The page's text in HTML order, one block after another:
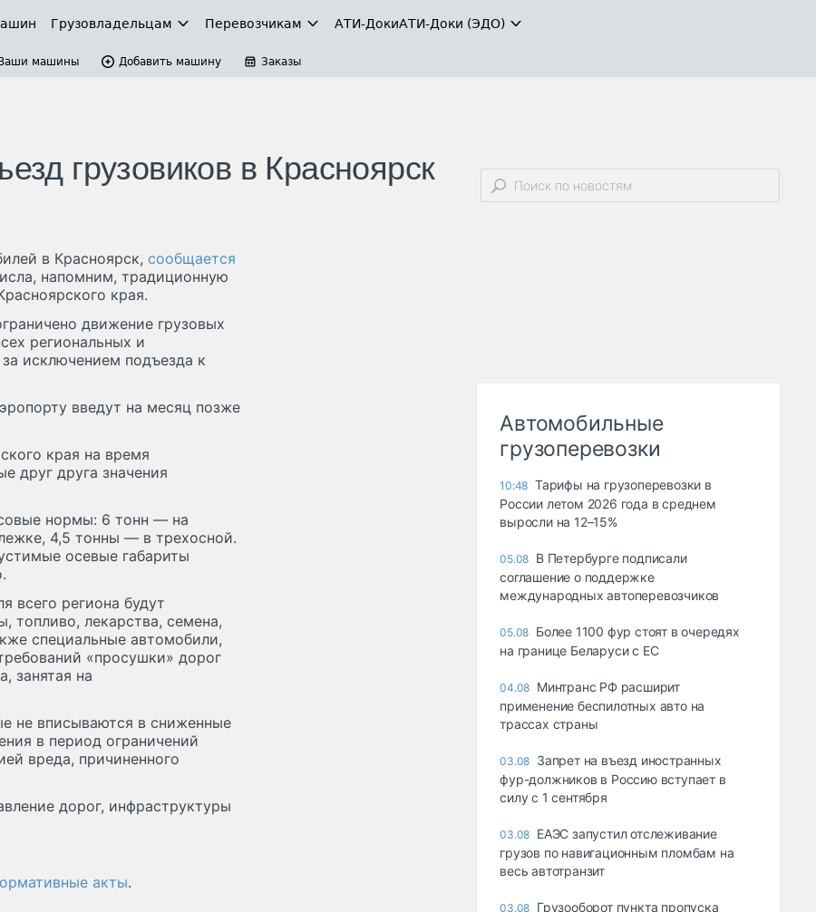
Грузовладельцам Перевозчикам АТИ-ДокиАТИ-Доки (ЭДО)
Ваши машины Добавить машину Заказы
грузовиков в Красноярск
в Красноярск, сообщается
напомним, традиционную
края.
движение грузовых
региональных и
исключением подъезда к
введут на месяц позже
края на время
друг друга значения
нормы: 6 тонн — на
4,5 тонны — в трехосной.
осевые габариты
всего региона будут
топливо, лекарства, семена,
специальные автомобили,
«просушки» дорог
занятая на
не вписываются в сниженные
в период ограничений
вреда, причиненного
дорог, инфраструктуры
акты.
Автомобильные
грузоперевозки
10:48 Тарифы на грузоперевозки в
России летом 2026 года в среднем
выросли на 12–15%
05.08 В Петербурге подписали
соглашение о поддержке
международных автоперевозчиков
05.08 Более 1100 фур стоят в очередях
на границе Беларуси с ЕС
04.08 Минтранс РФ расширит
применение беспилотных авто на
трассах страны
03.08 Запрет на въезд иностранных
фур-должников в Россию вступает в
силу с 1 сентября
03.08 ЕАЭС запустил отслеживание
грузов по навигационным пломбам на
весь автотранзит
03.08 Грузооборот пункта пропуска